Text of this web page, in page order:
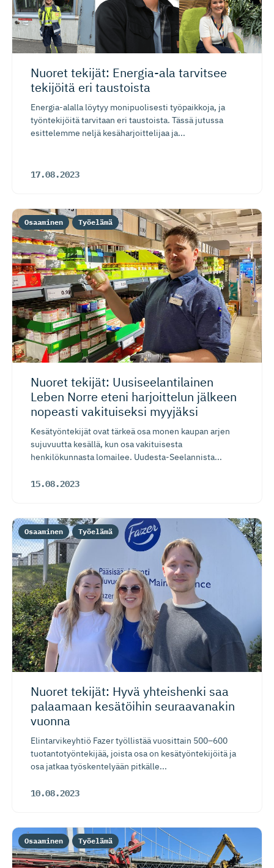
Nuoret tekijät: Energia-ala tarvitsee
tekijöitä eri taustoista
Energia-alalla löytyy monipuolisesti työpaikkoja, ja
työntekijöitä tarvitaan eri taustoista. Tässä jutussa
esittelemme neljä kesäharjoittelijaa ja...
17.08.2023
Nuoret tekijät: Uusiseelan­ti­lainen
Leben Norre eteni harjoittelun jälkeen
nopeasti vakituiseksi myyjäksi
Kesätyöntekijät ovat tärkeä osa monen kaupan arjen
sujuvuutta kesällä, kun osa vakituisesta
henkilökunnasta lomailee. Uudesta-Seelannista...
15.08.2023
Osaaminen Työelämä
Nuoret tekijät: Hyvä yhteishenki saa
palaamaan kesätöihin seuraavanakin
vuonna
Elintarvikeyhtiö Fazer työllistää vuosittain 500–600
tuotantotyöntekijää, joista osa on kesätyöntekijöitä ja
osa jatkaa työskentelyään pitkälle...
10.08.2023
Osaaminen Työelämä
Osaaminen Työelämä